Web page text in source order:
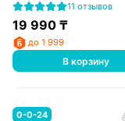
11 отзывов
19 990₸
до 1 999
В корзину
0-0-24